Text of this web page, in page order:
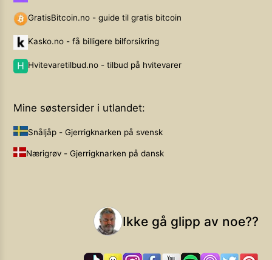
GratisBitcoin.no - guide til gratis bitcoin
Kasko.no - få billigere bilforsikring
Hvitevaretilbud.no - tilbud på hvitevarer
Mine søstersider i utlandet:
Snåljåp - Gjerrigknarken på svensk
Nærigrøv - Gjerrigknarken på dansk
Ikke gå glipp av noe??